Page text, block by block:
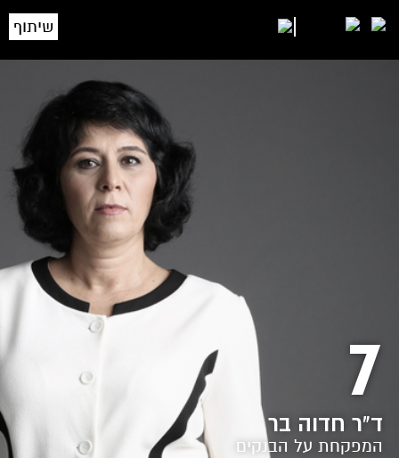
שיתוף
7
ד"ר חדוה בר
המפקחת על הבנקים